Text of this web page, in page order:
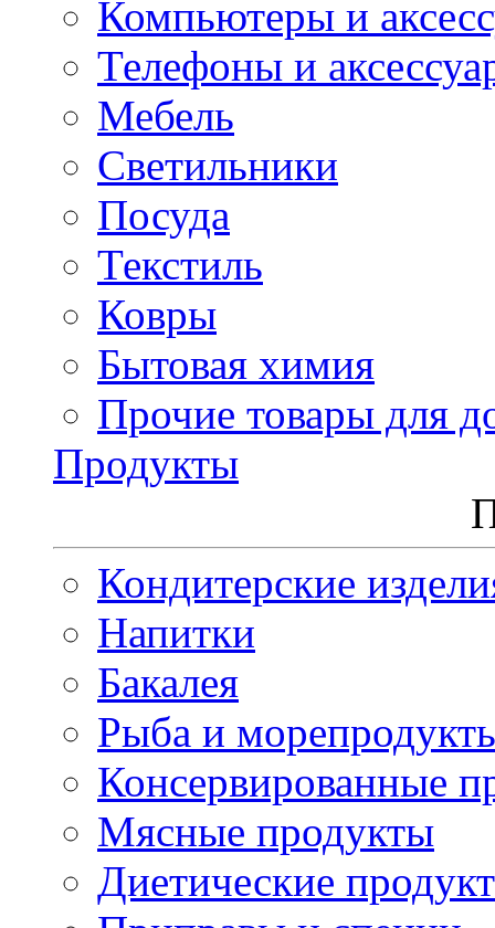
Компьютеры и
Телефоны и
Мебель
Светильники
Посуда
Текстиль
Ковры
Бытовая химия
Прочие товары для
Продукты
Кондитерские
Напитки
Бакалея
Рыба и
Консервированные
Мясные продукты
Диетические